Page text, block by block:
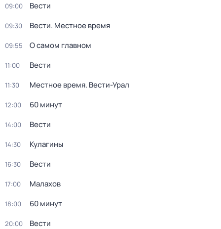
09:00 Вести
09:30 Вести. Местное время
09:55 О самом главном
11:00 Вести
11:30 Местное время. Вести-Урал
12:00 60 минут
14:00 Вести
14:30 Кулагины
16:30 Вести
17:00 Малахов
18:00 60 минут
20:00 Вести